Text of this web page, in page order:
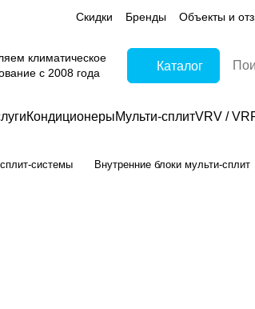
Скидки Бренды Объекты и
климатическое
с 2008 года
Каталог
КондиционерыМульти-сплитVRV /
системы Внутренние блоки мульти-сплит